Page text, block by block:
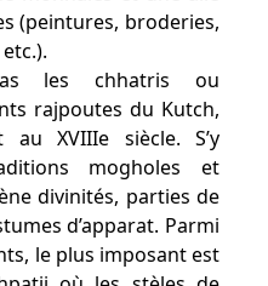
(peintures, broderies,
les chhatris ou
rajpoutes du Kutch,
XVIIIe siècle. S’y
mogholes et
divinités, parties de
d’apparat. Parmi
le plus imposant est